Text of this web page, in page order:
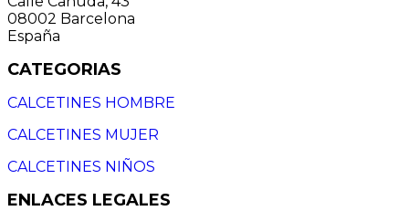
08002 Barcelona
España
CATEGORIAS
CALCETINES HOMBRE
CALCETINES MUJER
CALCETINES NIÑOS
ENLACES LEGALES